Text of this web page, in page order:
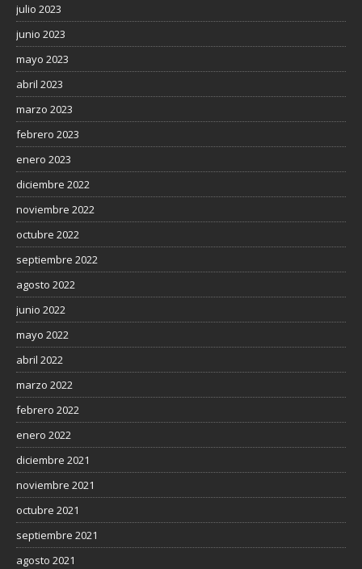
julio 2023
junio 2023
mayo 2023
abril 2023
marzo 2023
febrero 2023
enero 2023
diciembre 2022
noviembre 2022
octubre 2022
septiembre 2022
agosto 2022
junio 2022
mayo 2022
abril 2022
marzo 2022
febrero 2022
enero 2022
diciembre 2021
noviembre 2021
octubre 2021
septiembre 2021
agosto 2021